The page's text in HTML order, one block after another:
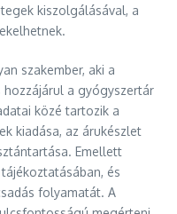
kiszolgálásával, a
szakember, aki a
hozzájárul a gyógyszertár
közé tartozik a
kiadása, az árukészlet
Emellett
és
folyamatát. A